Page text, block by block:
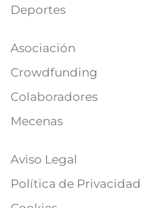
Deportes
Asociación
Crowdfunding
Colaboradores
Mecenas
Aviso Legal
Política de Privacidad